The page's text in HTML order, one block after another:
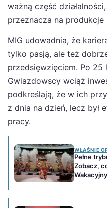
ważną część
przeznacza na produkcje
MIG udowadnia, że
tylko pasją, ale też
przedsięwzięciem. Po 25
Gwiazdowscy wciąż
podkreślają, że w ich
z dnia na dzień, lecz był
pracy.
WŁAŚNIE
Pełne
Zobacz,